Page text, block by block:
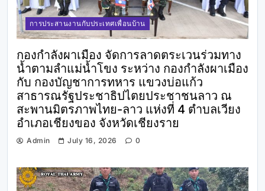
การประสานงานกับประเทศเพื่อนบ้าน
กองกำลังผาเมือง จัดการลาดตระเวนร่วมทาง
น้ำตามลำแม่น้ำโขง ระหว่าง กองกำลังผาเมือง
กับ กองบัญชาการทหาร แขวงบ่อแก้ว
สาธารณรัฐประชาธิปไตยประชาชนลาว ณ
สะพานมิตรภาพไทย-ลาว แห่งที่ 4 ตำบลเวียง
อำเภอเชียงของ จังหวัดเชียงราย
Admin July 16, 2026 0